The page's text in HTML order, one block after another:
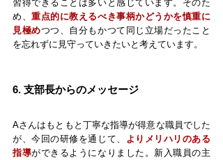
習得できることは多いと感じています。そのた
め、重点的に教えるべき事柄かどうかを慎重に
見極めつつ、自分もかつて同じ立場だったこと
を忘れずに見守っていきたいと考えています。
6. 支部長からのメッセージ
Aさんはもともと丁寧な指導が得意な職員でした
が、今回の研修を通じて、 よりメリハリのある
指導ができるようになりました。新入職員の主